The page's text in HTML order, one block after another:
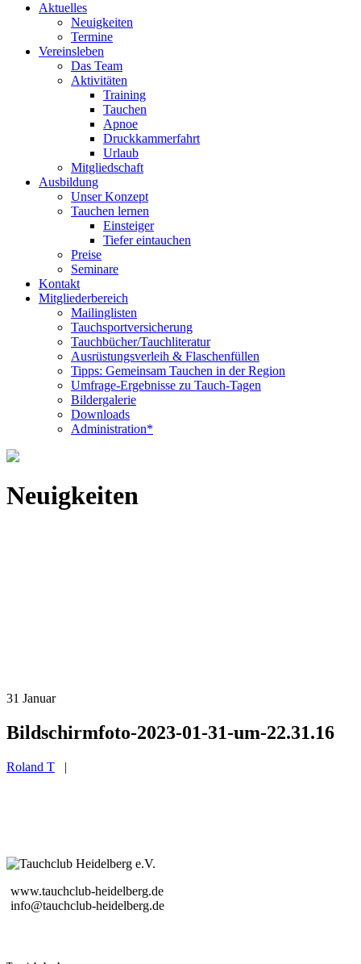
Aktuelles
Neuigkeiten
Termine
Vereinsleben
Das Team
Aktivitäten
Training
Tauchen
Apnoe
Druckkammerfahrt
Urlaub
Mitgliedschaft
Ausbildung
Unser Konzept
Tauchen lernen
Einsteiger
Tiefer eintauchen
Preise
Seminare
Kontakt
Mitgliederbereich
Mailinglisten
Tauchsportversicherung
Tauchbücher/Tauchliteratur
Ausrüstungsverleih & Flaschenfüllen
Tipps: Gemeinsam Tauchen in der Region
Umfrage-Ergebnisse zu Tauch-Tagen
Bildergalerie
Downloads
Administration*
Neuigkeiten
31 Januar
Bildschirm­foto-2023-01-31-um-22.31.16
Roland T |
www.tauchclub-heidelberg.de
info@tauchclub-heidelberg.de